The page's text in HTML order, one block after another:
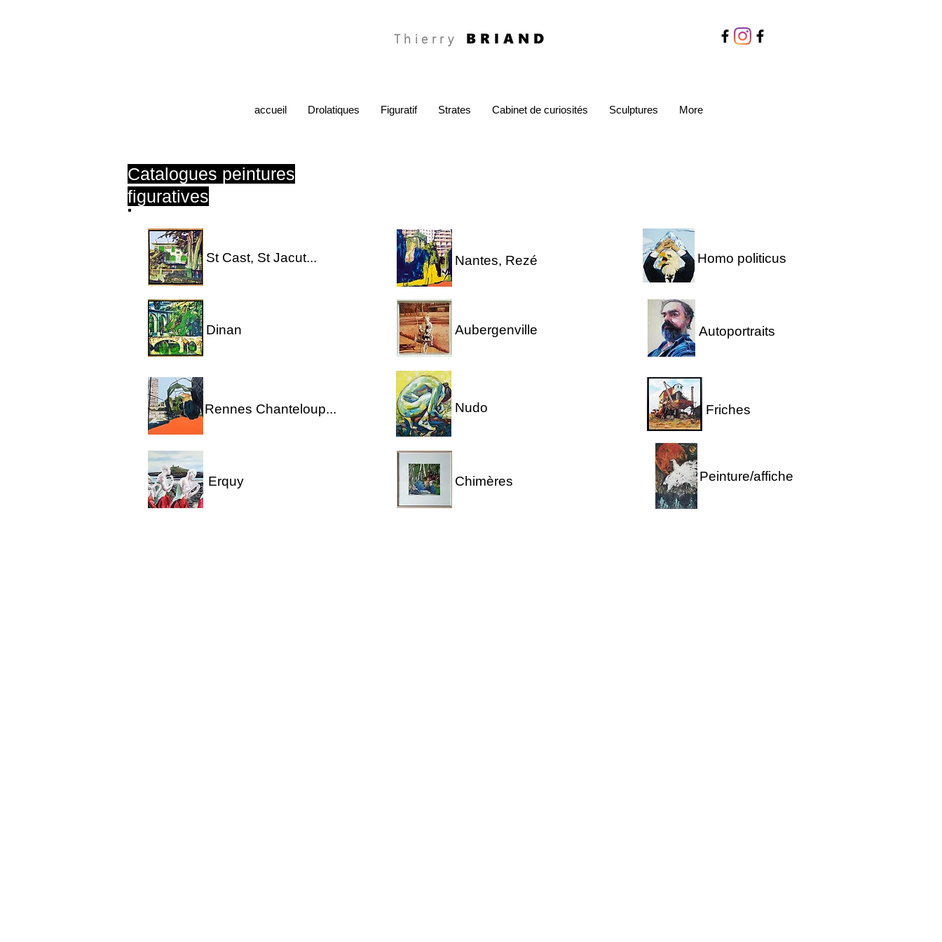
Thierry BRIAND
accueil Drolatiques Figuratif Strates Cabinet de curiosités Sculptures More
Catalogues peintures
figuratives
St Cast, St Jacut...
Dinan
Rennes Chanteloup...
Erquy
Nantes, Rezé
Aubergenville
Nudo
Chimères
Homo politicus
Autoportraits
Friches
Peinture/affiche